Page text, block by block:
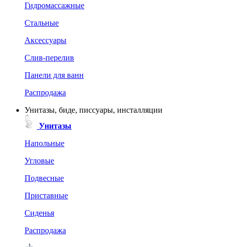
Гидромассажные
Стальные
Аксессуары
Слив-перелив
Панели для ванн
Распродажа
Унитазы, биде, писсуары, инсталляции
Унитазы
Напольные
Угловые
Подвесные
Приставные
Сиденья
Распродажа